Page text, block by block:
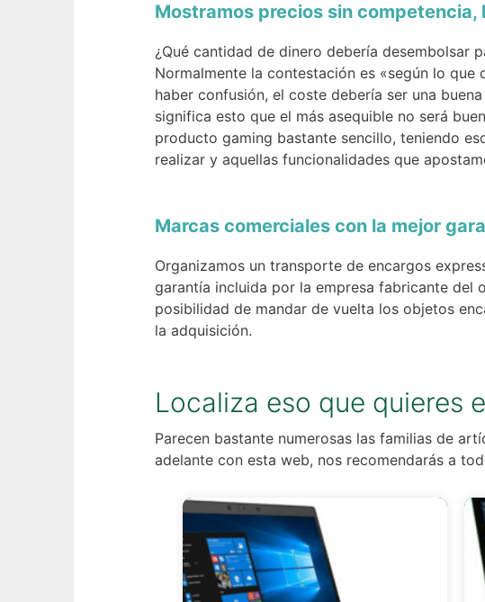
Mostramos precios sin
¿Qué cantidad de dinero debería desembolsar
Normalmente la contestación es «según lo que
haber confusión, el coste debería ser una
significa esto que el más asequible no será
producto gaming bastante sencillo, teniendo
realizar y aquellas funcionalidades que
Marcas comerciales con la mejor
Organizamos un transporte de encargos
garantía incluida por la empresa fabricante del
posibilidad de mandar de vuelta los objetos
la adquisición.
Localiza eso que quieres
Parecen bastante numerosas las familias de
adelante con esta web, nos recomendarás a